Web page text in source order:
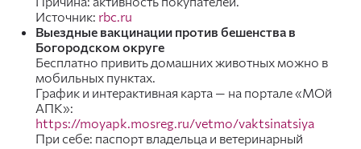
Источник: rbc.ru
Выездные вакцинации против бешенства в
Богородском округе
Бесплатно привить домашних животных можно в
мобильных пунктах.
График и интерактивная карта — на портале «МОй
АПК»:
https://moyapk.mosreg.ru/vetmo/vaktsinatsiya
При себе: паспорт владельца и ветеринарный